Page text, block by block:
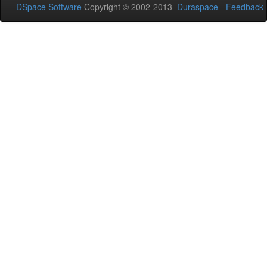
DSpace Software Copyright © 2002-2013 Duraspace - Feedback